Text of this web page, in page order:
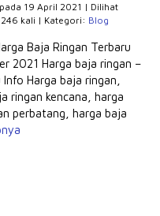
19 April 2021 | Dilihat
kali | Kategori: Blog
Baja Ringan Terbaru
2021 Harga baja ringan –
Harga baja ringan,
ringan kencana, harga
perbatang, harga baja